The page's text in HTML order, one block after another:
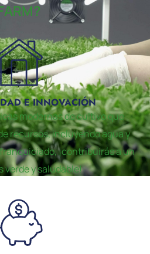
E INNOVACIÓN
modernas de cultivo que
recursos, incluyendo agua y
¡contribuirás a un
verde y saludable!